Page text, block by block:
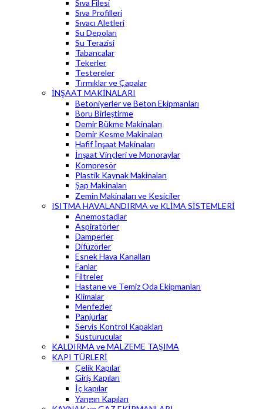
Sıva Filesi
Sıva Profilleri
Sıvacı Aletleri
Su Depoları
Su Terazisi
Tabancalar
Tekerler
Testereler
Tırmıklar ve Çapalar
İNŞAAT MAKİNALARI
Betoniyerler ve Beton Ekipmanları
Boru Birleştirme
Demir Bükme Makinaları
Demir Kesme Makinaları
Hafif İnşaat Makinaları
İnşaat Vinçleri ve Monoraylar
Kompresör
Plastik Kaynak Makinaları
Şap Makinaları
Zemin Makinaları ve Kesiciler
ISITMA HAVALANDIRMA ve KLİMA SİSTEMLERİ
Anemostadlar
Aspiratörler
Damperler
Difüzörler
Esnek Hava Kanalları
Fanlar
Filtreler
Hastane ve Temiz Oda Ekipmanları
Klimalar
Menfezler
Panjurlar
Servis Kontrol Kapakları
Susturucular
KALDIRMA ve MALZEME TAŞIMA
KAPI TÜRLERİ
Çelik Kapılar
Giriş Kapıları
İç kapılar
Yangın Kapıları